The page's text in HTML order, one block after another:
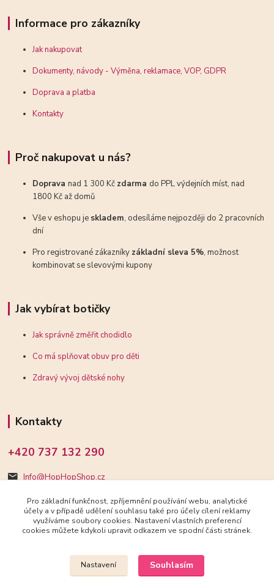
Informace pro zákazníky
Jak nakupovat
Dokumenty, návody - Výměna, reklamace, VOP, GDPR
Doprava a platba
Kontakty
Proč nakupovat u nás?
Dopravanad 1 300 Kč zdarma do PPL výdejních míst, nad
1800 Kč až domů
Vše v eshopu je skladem, odesíláme nejpozději do 2 pracovních
dní
Pro registrované zákazníky základní sleva 5%, možnost
kombinovat se slevovými kupony
Jak vybírat botičky
Jak správně změřit chodidlo
Co má splňovat obuv pro děti
Zdravý vývoj dětské nohy
Kontakty
+420 737 132 290
Info@HopHopShop.cz
Upravit sběr cookies.
Pro základní funkčnost, zpříjemnění používání webu, analytické
účely a v případě udělení souhlasu také pro účely cílení reklamy
využíváme soubory cookies. Nastavení vlastních preferencí
cookies můžete kdykoli upravit odkazem ve spodní části stránek.
Nastavení Souhlasím